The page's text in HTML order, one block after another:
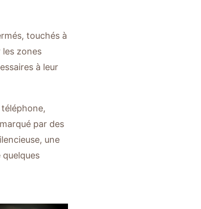
touchés à
les zones
à leur
par des
une